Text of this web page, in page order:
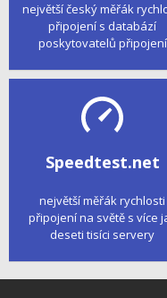
největší český měřák
připojení s databází
poskytovatelů připojení
Speedtest.net
největší měřák rychlosti
připojení na světě s více
deseti tisíci servery